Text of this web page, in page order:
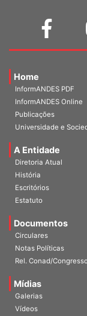
Home
InformANDES PDF
InformANDES Online
Publicações
Universidade e
A Entidade
Diretoria Atual
História
Escritórios
Estatuto
Documentos
Circulares
Notas Políticas
Rel. Conad/
Mídias
Galerias
Vídeos